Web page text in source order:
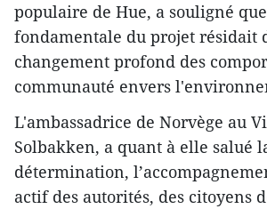
populaire de Hue, a souligné
fondamentale du projet résidait
changement profond des
communauté envers
​L'ambassadrice de Norvège au
Solbakken, a quant à elle salué
détermination,
actif des autorités, des citoyens